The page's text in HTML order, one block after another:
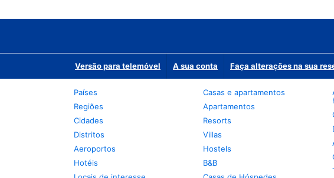
Versão para telemóvel A sua conta Faça alterações na sua
Países
Regiões
Cidades
Distritos
Aeroportos
Hotéis
Casas e apartamentos
Apartamentos
Resorts
Villas
Hostels
B&B